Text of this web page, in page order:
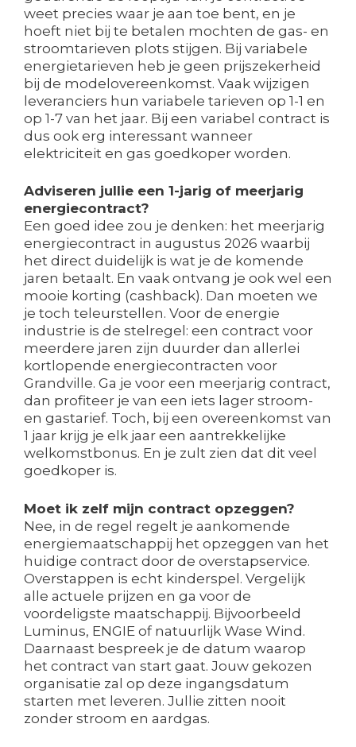
weet precies waar je aan toe bent, en je
hoeft niet bij te betalen mochten de gas- en
stroomtarieven plots stijgen. Bij variabele
energietarieven heb je geen prijszekerheid
bij de modelovereenkomst. Vaak wijzigen
leveranciers hun variabele tarieven op 1-1 en
op 1-7 van het jaar. Bij een variabel contract is
dus ook erg interessant wanneer
elektriciteit en gas goedkoper worden.
Adviseren jullie een 1-jarig of meerjarig
energiecontract?
Een goed idee zou je denken: het meerjarig
energiecontract in augustus 2026 waarbij
het direct duidelijk is wat je de komende
jaren betaalt. En vaak ontvang je ook wel een
mooie korting (cashback). Dan moeten we
je toch teleurstellen. Voor de energie
industrie is de stelregel: een contract voor
meerdere jaren zijn duurder dan allerlei
kortlopende energiecontracten voor
Grandville. Ga je voor een meerjarig contract,
dan profiteer je van een iets lager stroom-
en gastarief. Toch, bij een overeenkomst van
1 jaar krijg je elk jaar een aantrekkelijke
welkomstbonus. En je zult zien dat dit veel
goedkoper is.
Moet ik zelf mijn contract opzeggen?
Nee, in de regel regelt je aankomende
energiemaatschappij het opzeggen van het
huidige contract door de overstapservice.
Overstappen is echt kinderspel. Vergelijk
alle actuele prijzen en ga voor de
voordeligste maatschappij. Bijvoorbeeld
Luminus, ENGIE of natuurlijk Wase Wind.
Daarnaast bespreek je de datum waarop
het contract van start gaat. Jouw gekozen
organisatie zal op deze ingangsdatum
starten met leveren. Jullie zitten nooit
zonder stroom en aardgas.